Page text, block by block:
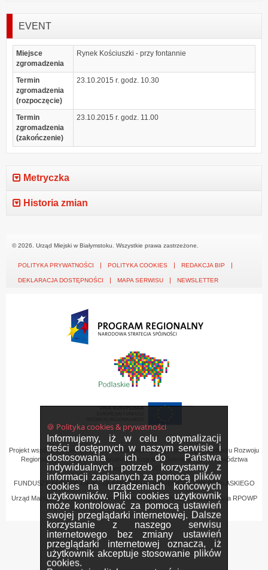
🍪 Polityka cookies & prywatności
Informujemy, iż w celu optymalizacji
treści dostępnych w naszym serwisie i
dostosowania ich do Państwa
indywidualnych potrzeb korzystamy z
informacji zapisanych za pomocą plików
cookies na urządzeniach końcowych
użytkowników. Pliki cookies użytkownik
może kontrolować za pomocą ustawień
swojej przeglądarki internetowej. Dalsze
korzystanie z naszego serwisu
internetowego bez zmiany ustawień
przeglądarki internetowej oznacza, iż
użytkownik akceptuje stosowanie plików
cookies.
EVENT
Miejsce
zgromadzenia
Rynek Kościuszki - przy fontannie
Termin
zgromadzenia
(rozpoczęcie)
23.10.2015 r. godz. 10.30
Termin
zgromadzenia
(zakończenie)
23.10.2015 r. godz. 11.00
Metryczka
Historia zmian
© 2026. Urząd Miejski w Białymstoku. Wszystkie prawa zastrzeżone.
POLITYKA PRYWATNOŚCI POLITYKA COOKIES REDAKCJA BIP
DEKLARACJA DOSTĘPNOŚCI MAPA SERWISU NEWSLETTER
Projekt współfinansowany przez Unię Europejską z Europejskiego Funduszu Rozwoju
Regionalnego w ramach Regionalnego Programu Operacyjnego Województwa
Podlaskiego na lata 2007-2013
FUNDUSZE EUROPEJSKIE - DLA ROZWOJU WOJEWÓDZTWA PODLASKIEGO
Urząd Marszałkowski Województwa Podlaskiego – Instytucja Zarządzająca RPOWP